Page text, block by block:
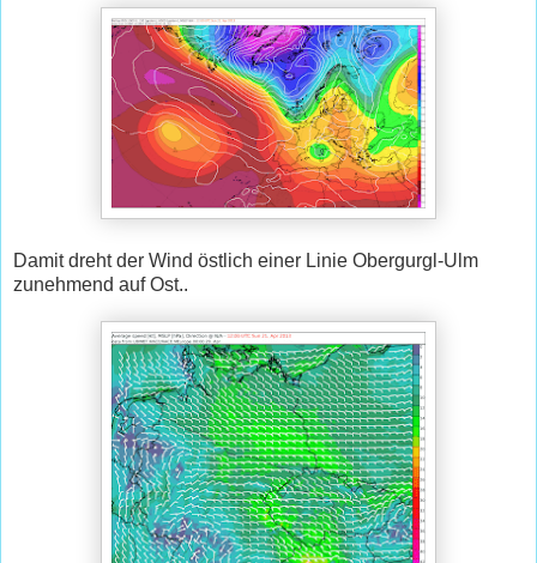
Damit dreht der Wind östlich einer Linie Obergurgl-Ulm
zunehmend auf Ost..